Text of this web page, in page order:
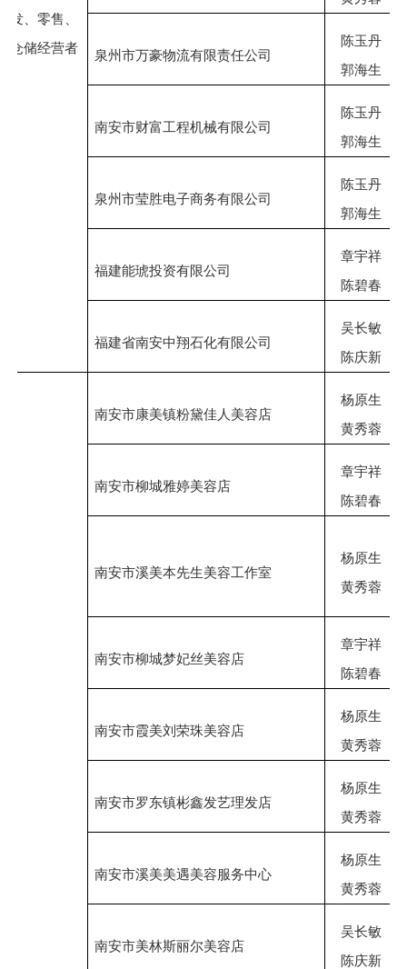
发、零售、
仓储经营者
泉州市万豪物流有限责任公司
陈玉丹
郭海生
南安市财富工程机械有限公司
陈玉丹
郭海生
泉州市莹胜电子商务有限公司
陈玉丹
郭海生
福建能琥投资有限公司
章宇祥
陈碧春
福建省南安中翔石化有限公司
吴长敏
陈庆新
南安市康美镇粉黛佳人美容店
杨原生
黄秀蓉
南安市柳城雅婷美容店
章宇祥
陈碧春
南安市溪美本先生美容工作室
杨原生
黄秀蓉
南安市柳城梦妃丝美容店
章宇祥
陈碧春
南安市霞美刘荣珠美容店
杨原生
黄秀蓉
南安市罗东镇彬鑫发艺理发店
杨原生
黄秀蓉
南安市溪美美遇美容服务中心
杨原生
黄秀蓉
南安市美林斯丽尔美容店
吴长敏
陈庆新